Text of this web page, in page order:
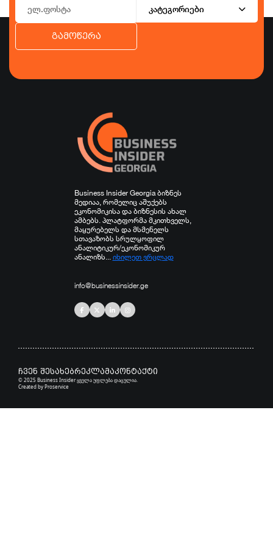
კატეგორიები
გამოწერა
Business Insider Georgia ბიზნეს
მედიაა, რომელიც აშუქებს
ეკონომიკისა და ბიზნესის ახალ
ამბებს. პლატფორმა მკითხველს,
მაყურებელს და მსმენელს
სთავაზობს სრულყოფილ
ანალიტიკურ/ეკონომიკურ
ანალიზს... იხილეთ ვრცლად
info@businessinsider.ge
ჩვენ შესახებრეკლამაკონტაქტი
© 2025 Business Insider ყველა უფლება დაცულია.
Created by Proservice